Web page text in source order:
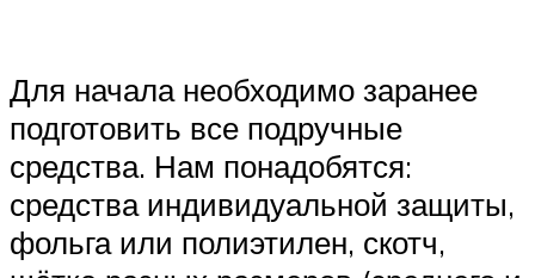
Для начала необходимо заранее
подготовить все подручные
средства. Нам понадобятся:
средства индивидуальной защиты,
фольга или полиэтилен, скотч,